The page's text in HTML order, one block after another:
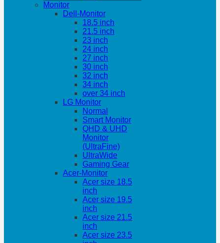
Monitor
Dell-Monitor
18.5 inch
21.5 inch
23 inch
24 inch
27 inch
30 inch
32 inch
34 inch
over 34 inch
LG Monitor
Normal
Smart Monitor
QHD & UHD
Monitor
(UltraFine)
UltraWide
Gaming Gear
Acer-Monitor
Acer size 18.5
inch
Acer size 19.5
inch
Acer size 21.5
inch
Acer size 23.5